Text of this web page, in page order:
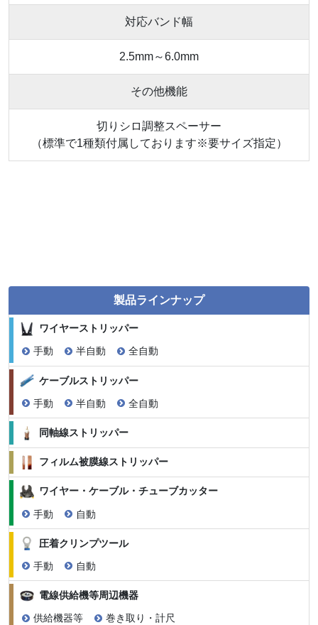
製品ラインナップ
ワイヤーストリッパー
手動 半自動 全自動
ケーブルストリッパー
手動 半自動 全自動
同軸線ストリッパー
フィルム被膜線ストリッパー
ワイヤー・ケーブル・チューブカッター
手動 自動
圧着クリンプツール
手動 自動
電線供給機等周辺機器
供給機器等 巻き取り・計尺
対応バンド幅
2.5mm～6.0mm
その他機能
切りシロ調整スペーサー
（標準で1種類付属しております※要サイズ指定）